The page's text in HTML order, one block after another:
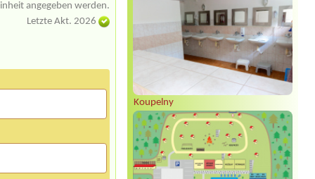
Koupelny
angegeben werden.
Letzte Akt. 2026